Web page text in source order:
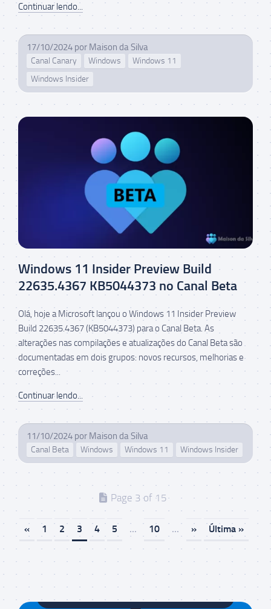
Continuar lendo...
17/10/2024 por Maison da Silva
Canal Canary Windows
Windows 11
Windows Insider
Windows 11 Insider Preview Build
22635.4367 KB5044373 no Canal Beta
Olá, hoje a Microsoft lançou o Windows 11 Insider Preview
Build 22635.4367 (KB5044373) para o Canal Beta. As
alterações nas compilações e atualizações do Canal Beta são
documentadas em dois grupos: novos recursos, melhorias e
correções...
Continuar lendo...
11/10/2024 por Maison da Silva
Canal Beta Windows Windows 11 Windows Insider
Page 3 of 15
« 1 2 3 4 5 ... 10 ... » Última »